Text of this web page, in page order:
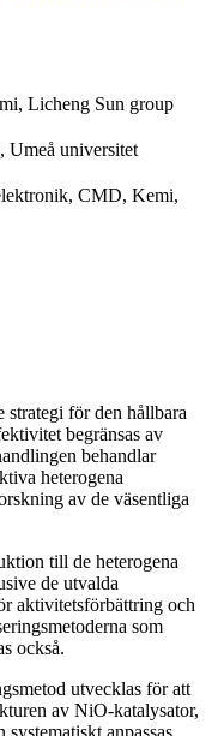
Licheng Sun group
Umeå universitet
CMD, Kemi,
för den hållbara
begränsas av
behandlar
heterogena
av de väsentliga
till de heterogena
de utvalda
aktivitetsförbättring och
som
också.
utvecklas för att
av NiO-katalysator,
anpassas.